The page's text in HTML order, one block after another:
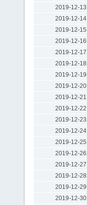
2019-12-13
2019-12-14
2019-12-15
2019-12-16
2019-12-17
2019-12-18
2019-12-19
2019-12-20
2019-12-21
2019-12-22
2019-12-23
2019-12-24
2019-12-25
2019-12-26
2019-12-27
2019-12-28
2019-12-29
2019-12-30